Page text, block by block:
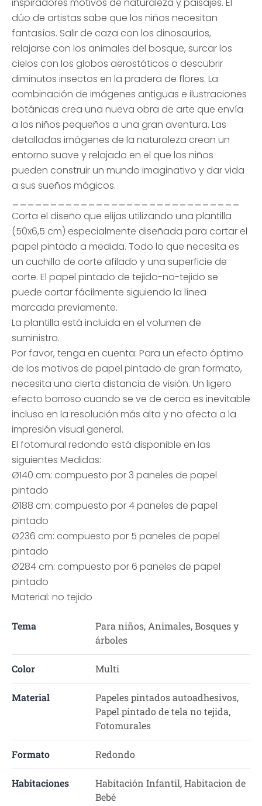
dúo de artistas sabe que los niños necesitan
fantasías. Salir de caza con los dinosaurios,
relajarse con los animales del bosque, surcar los
cielos con los globos aerostáticos o descubrir
diminutos insectos en la pradera de flores. La
combinación de imágenes antiguas e ilustraciones
botánicas crea una nueva obra de arte que envía
a los niños pequeños a una gran aventura. Las
detalladas imágenes de la naturaleza crean un
entorno suave y relajado en el que los niños
pueden construir un mundo imaginativo y dar vida
a sus sueños mágicos.
Corta el diseño que elijas utilizando una plantilla
(50x6,5 cm) especialmente diseñada para cortar el
papel pintado a medida. Todo lo que necesita es
un cuchillo de corte afilado y una superficie de
corte. El papel pintado de tejido-no-tejido se
puede cortar fácilmente siguiendo la línea
marcada previamente.
La plantilla está incluida en el volumen de
suministro.
Por favor, tenga en cuenta: Para un efecto óptimo
de los motivos de papel pintado de gran formato,
necesita una cierta distancia de visión. Un ligero
efecto borroso cuando se ve de cerca es inevitable
incluso en la resolución más alta y no afecta a la
impresión visual general.
El fotomural redondo está disponible en las
siguientes Medidas:
Ø140 cm: compuesto por 3 paneles de papel
pintado
Ø188 cm: compuesto por 4 paneles de papel
pintado
Ø236 cm: compuesto por 5 paneles de papel
pintado
Ø284 cm: compuesto por 6 paneles de papel
pintado
Material: no tejido
Tema
Para niños, Animales, Bosques y
árboles
Color Multi
Material
Papeles pintados autoadhesivos,
Papel pintado de tela no tejida,
Fotomurales
Formato Redondo
Habitaciones
Habitación Infantil, Habitacion de
Bebé